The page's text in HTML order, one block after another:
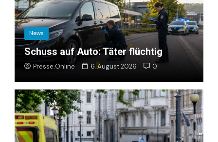
News
Schuss auf Auto: Täter flüchtig
Presse.Online 6. August 2026 0